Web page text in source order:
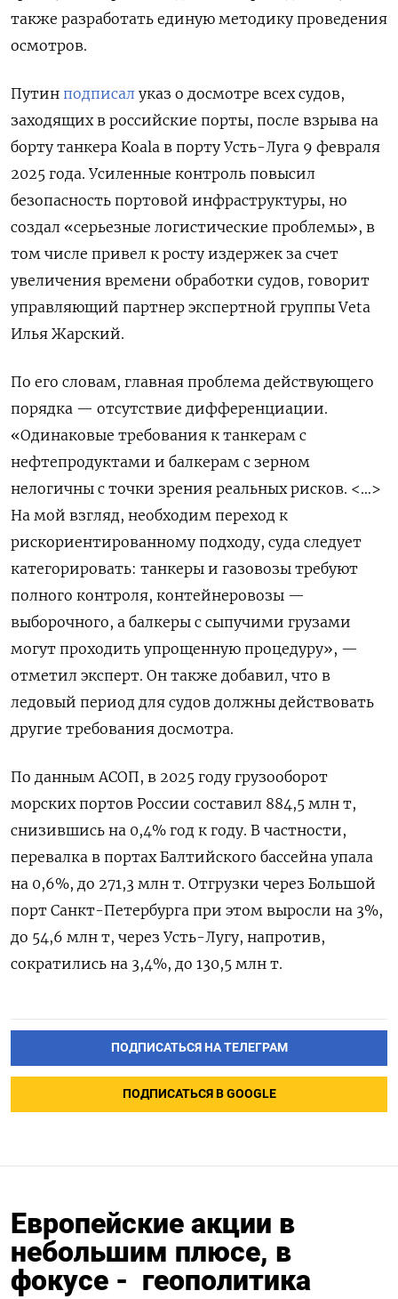
также разработать единую методику проведения
осмотров.
Путин подписал указ о досмотре всех судов,
заходящих в российские порты, после взрыва на
борту танкера Koala в порту Усть-Луга 9 февраля
2025 года. Усиленные контроль повысил
безопасность портовой инфраструктуры, но
создал «серьезные логистические проблемы», в
том числе привел к росту издержек за счет
увеличения времени обработки судов, говорит
управляющий партнер экспертной группы Veta
Илья Жарский.
По его словам, главная проблема действующего
порядка — отсутствие дифференциации.
«Одинаковые требования к танкерам с
нефтепродуктами и балкерам с зерном
нелогичны с точки зрения реальных рисков. <…>
На мой взгляд, необходим переход к
рискориентированному подходу, суда следует
категорировать: танкеры и газовозы требуют
полного контроля, контейнеровозы —
выборочного, а балкеры с сыпучими грузами
могут проходить упрощенную процедуру», —
отметил эксперт. Он также добавил, что в
ледовый период для судов должны действовать
другие требования досмотра.
По данным АСОП, в 2025 году грузооборот
морских портов России составил 884,5 млн т,
снизившись на 0,4% год к году. В частности,
перевалка в портах Балтийского бассейна упала
на 0,6%, до 271,3 млн т. Отгрузки через Большой
порт Санкт-Петербурга при этом выросли на 3%,
до 54,6 млн т, через Усть-Лугу, напротив,
сократились на 3,4%, до 130,5 млн т.
ПОДПИСАТЬСЯ НА ТЕЛЕГРАМ
ПОДПИСАТЬСЯ В GOOGLE
Европейские акции в
небольшим плюсе, в
фокусе - геополитика